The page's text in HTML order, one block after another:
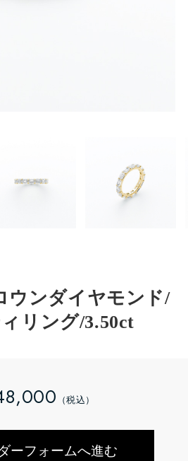
ウンダイヤモンド/
リング/3.50ct
ーフォームへ進む